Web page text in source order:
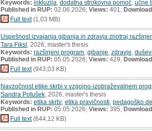
Keywords: inkluzija dodatna strokovna pomoč učne
Published in RUP: 02.06.2026; Views: 401;
Full text(1,03 MB)
Uspešnost izvajanja gibanja in zdravja znotraj
Tara Fiksl , 2026, master's thesis
Keywords: razširjeni program gibanje zdravje
Published in RUP: 05.05.2026; Views: 429;
Full text(943,03 KB)
Navzočnost etike skrbi v vzgojno-izobraževalnem
Sandra Potušek , 2026, master's thesis
Keywords: etika skrbi etika pravičnosti pedagoško
Published in RUP: 05.05.2026; Views: 395;
Full text(644,12 KB)